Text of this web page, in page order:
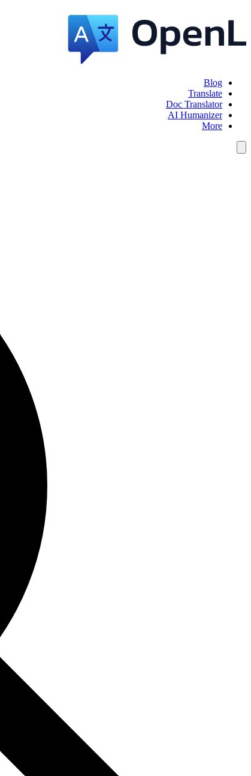
Blog
Translate
Doc Translator
AI Humanizer
More